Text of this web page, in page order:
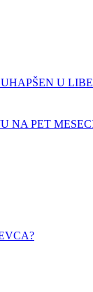
U
NA PET